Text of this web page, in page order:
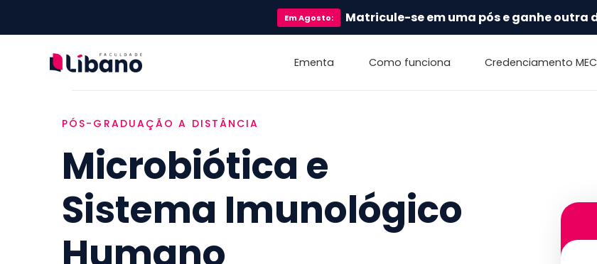
EmAgosto: Matricule-se em uma pós e ganhe outra
Ementa Como funciona Credenciamento MEC
PÓS-GRADUAÇÃO A DISTÂNCIA
Microbiótica e
Sistema Imunológico